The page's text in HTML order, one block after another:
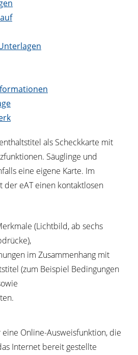
als Scheckkarte mit
Säuglinge und
eine eigene Karte. Im
der eAT einen kontaktlosen
(Lichtbild, ab sechs
im Zusammenhang mit
(zum Beispiel Bedingungen
Online-Ausweisfunktion, die
Internet bereit gestellte